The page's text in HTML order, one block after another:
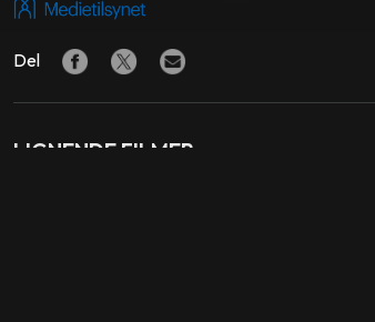
Del
LIGNENDE FILMER